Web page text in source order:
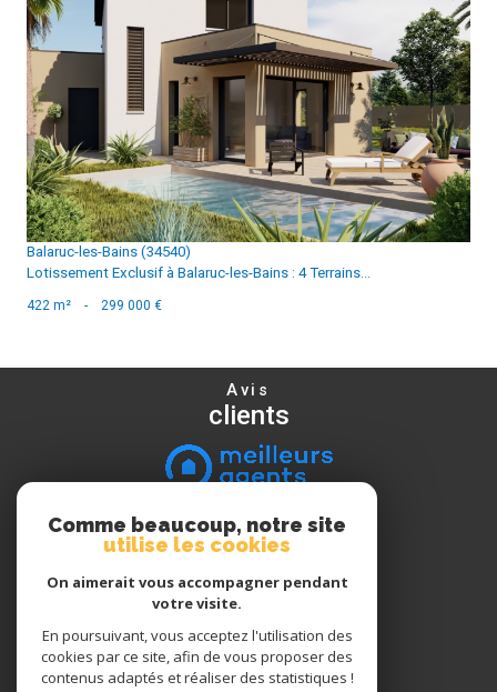
voir le bien
Balaruc-les-Bains (34540)
Lotissement Exclusif à Balaruc-les-Bains : 4 Terrains...
422 m² - 299 000 €
Avis
clients
Nous
suivre
Nous
adhérons
Comme beaucoup, notre site
utilise les cookies
On aimerait vous accompagner pendant
votre visite.
En poursuivant, vous acceptez l'utilisation des
cookies par ce site, afin de vous proposer des
contenus adaptés et réaliser des statistiques !